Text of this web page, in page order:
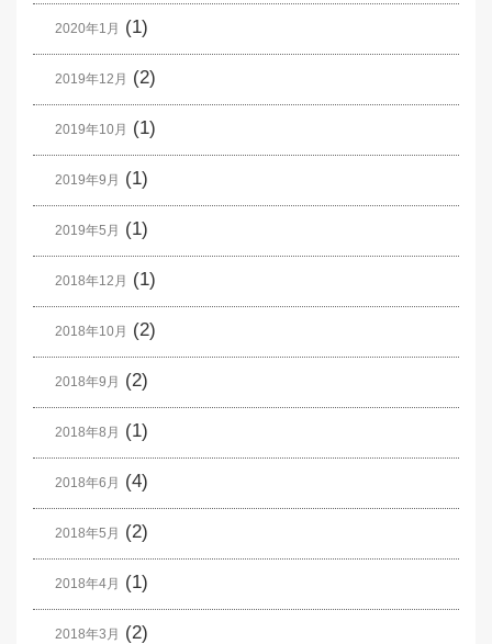
2020年1月 (1)
2019年12月 (2)
2019年10月 (1)
2019年9月 (1)
2019年5月 (1)
2018年12月 (1)
2018年10月 (2)
2018年9月 (2)
2018年8月 (1)
2018年6月 (4)
2018年5月 (2)
2018年4月 (1)
2018年3月 (2)